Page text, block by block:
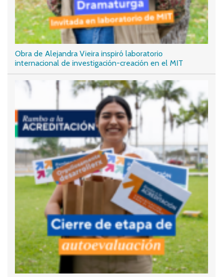
Obra de Alejandra Vieira inspiró laboratorio
internacional de investigación-creación en el MIT